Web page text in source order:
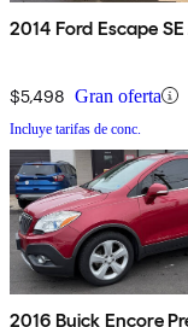
2014 Ford Escape
$5,498 Gran oferta
Incluye tarifas de conc.
2016 Buick Encore